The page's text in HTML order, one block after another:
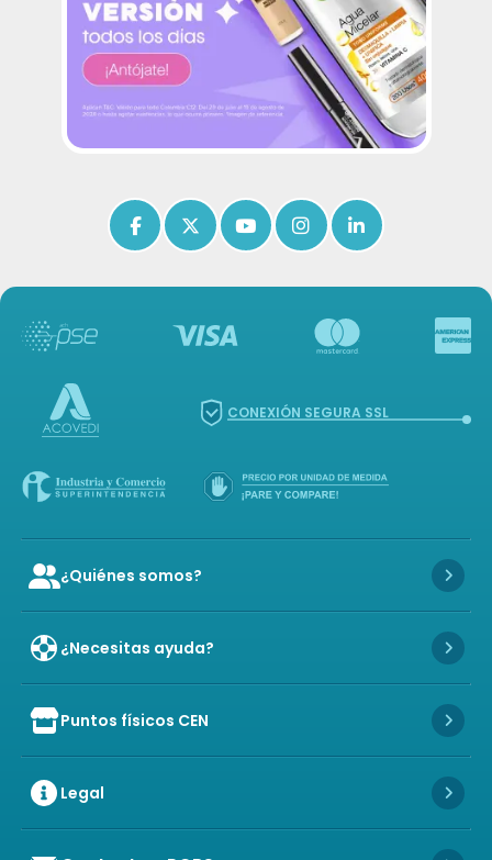
Icon of facebook-f
Icon of x-twitter
Icon of youtube
Icon of instagram
Icon of
CONEXIÓN SEGURA SSL
Icon of user-group
¿Quiénes somos? Icon
¿Necesitas ayuda? Icon
Icon of store
Puntos físicos CEN Icon
Legal Icon